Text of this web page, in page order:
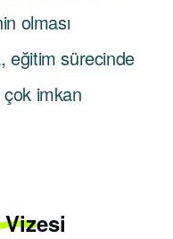
olması
eğitim sürecinde
çok imkan